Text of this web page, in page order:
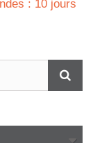
: 10 jours